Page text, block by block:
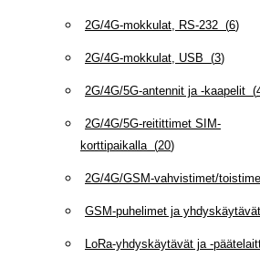
2G/4G-mokkulat, RS-232 (6)
2G/4G-mokkulat, USB (3)
2G/4G/5G-antennit ja -kaapelit (
2G/4G/5G-reitittimet SIM-
korttipaikalla (20)
2G/4G/GSM-vahvistimet/
GSM-puhelimet ja yhdyskäytävät
LoRa-yhdyskäytävät ja -